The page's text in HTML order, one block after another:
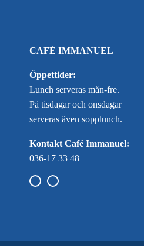
CAFÉ IMMANUEL
Öppettider:
Lunch serveras mån-fre.
På tisdagar och onsdagar
serveras även sopplunch.
Kontakt Café Immanuel:
036-17 33 48